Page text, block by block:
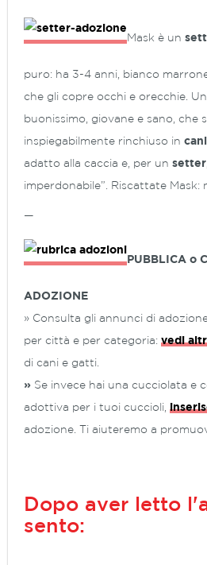
Mask è un
puro: ha 3-4 anni, bianco
che gli copre occhi e orecchie.
buonissimo, giovane e sano, che
inspiegabilmente rinchiuso in
adatto alla caccia e, per un setter
imperdonabile”. Riscattate Mask:
—
PUBBLICA o
ADOZIONE
» Consulta gli annunci di
per città e per categoria: vedi
di cani e gatti.
» Se invece hai una cucciolata e
adottiva per i tuoi cuccioli,
adozione. Ti aiuteremo a
Dopo aver letto
sento: